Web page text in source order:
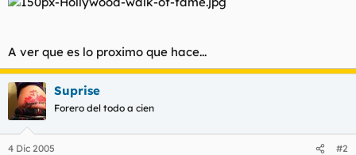
A ver que es lo proximo que hace...
Suprise
Forero del todo a cien
4 Dic 2005 #2